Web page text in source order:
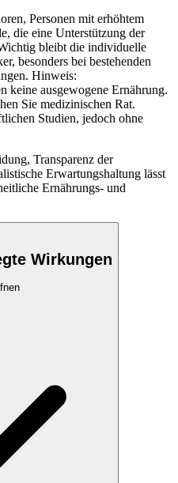
Personen mit erhöhtem
die eine Unterstützung der
bleibt die individuelle
besonders bei bestehenden
Hinweis:
keine ausgewogene Ernährung.
Sie medizinischen Rat.
Studien, jedoch ohne
Transparenz der
Erwartungshaltung lässt
Ernährungs- und
Wirkungen